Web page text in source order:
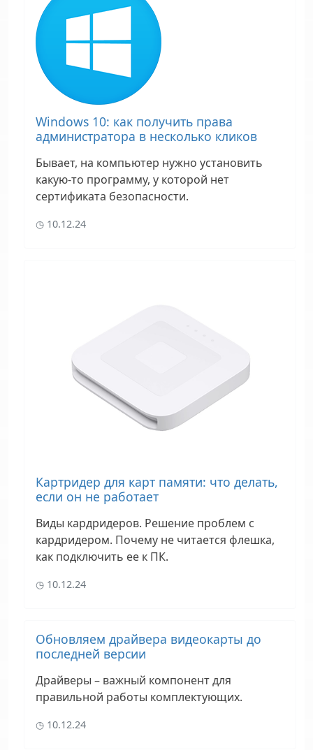
Windows 10: как получить права
администратора в несколько кликов
Бывает, на компьютер нужно установить
какую-то программу, у которой нет
сертификата безопасности.
10.12.24
Картридер для карт памяти: что делать,
если он не работает
Виды кардридеров. Решение проблем с
кардридером. Почему не читается флешка,
как подключить ее к ПК.
10.12.24
Обновляем драйвера видеокарты до
последней версии
Драйверы – важный компонент для
правильной работы комплектующих.
10.12.24